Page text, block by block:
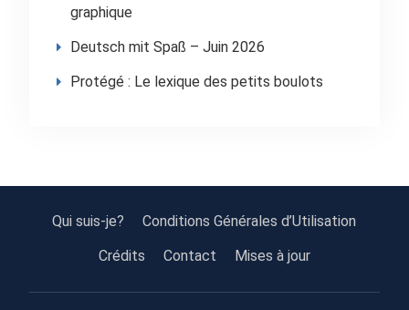
graphique
Deutsch mit Spaß – Juin 2026
Protégé : Le lexique des petits boulots
Qui suis-je?
Conditions Générales d’Utilisation
Crédits
Contact Mises à jour